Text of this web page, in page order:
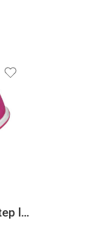
Closed sandal first step leather fuchsia